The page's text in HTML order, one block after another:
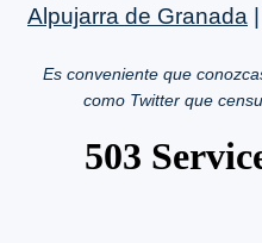
Alpujarra de Granada
Es conveniente que
como Twitter que